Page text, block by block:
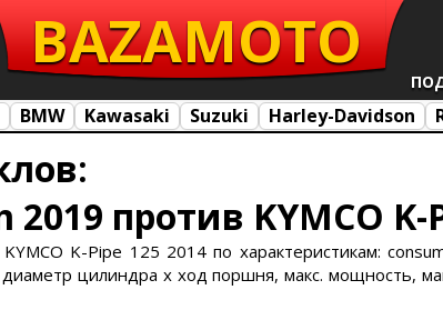
BAZAMOTO
BMW Kawasaki Suzuki Harley-Davidson
2019 против KYMCO K-
K-Pipe 125 2014 по характеристикам:
диаметр цилиндра х ход поршня, макс. мощность,